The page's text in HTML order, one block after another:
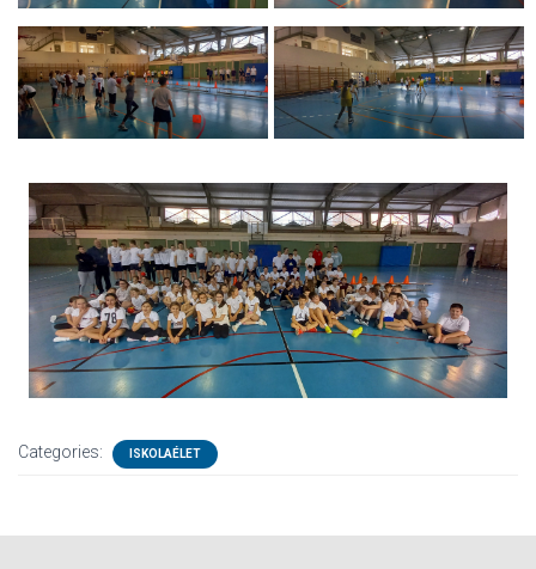
Categories: ISKOLAÉLET